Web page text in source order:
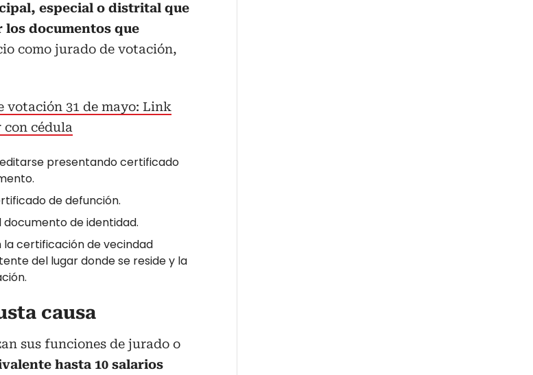
especial o distrital que
los documentos que
como jurado de votación,
votación 31 de mayo: Link
cédula
presentando certificado
de defunción.
de identidad.
certificación de vecindad
del lugar donde se reside y la
causa
sus funciones de jurado o
hasta 10 salarios